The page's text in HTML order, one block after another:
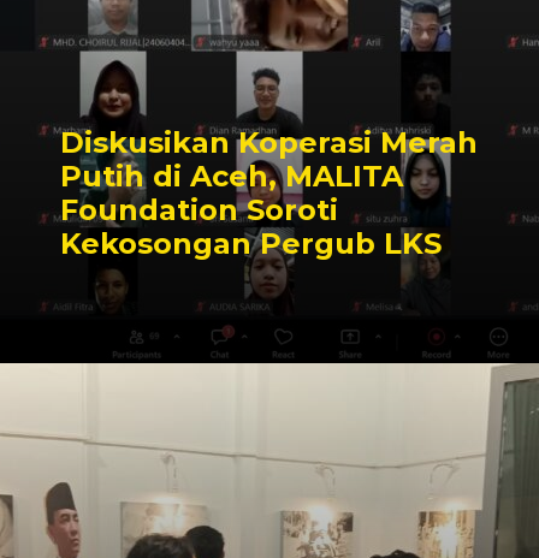
Diskusikan Koperasi Merah
Putih di Aceh, MALITA
Foundation Soroti
Kekosongan Pergub LKS